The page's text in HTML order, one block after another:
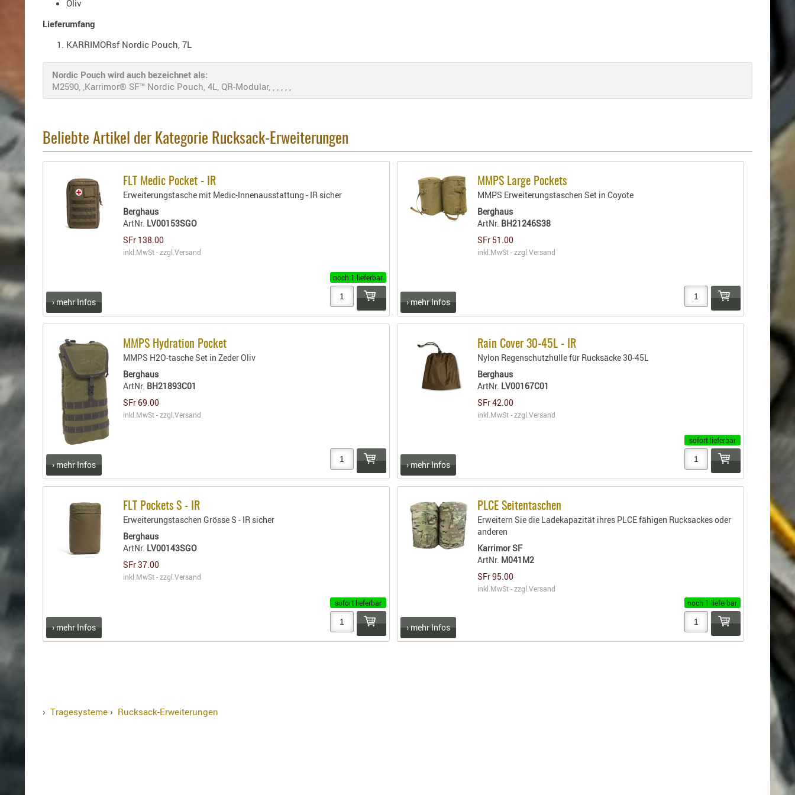
Oliv
Lieferumfang
KARRIMORsf Nordic Pouch, 7L
Nordic Pouch wird auch bezeichnet als:
M2590, ,Karrimor® SF™ Nordic Pouch, 4L, QR-Modular, , , , , ,
Beliebte Artikel der Kategorie Rucksack-Erweiterungen
FLT Medic Pocket - IR
Erweiterungstasche mit Medic-Innenausstattung - IR sicher
Berghaus
ArtNr. LV00153SGO
SFr 138.00
inkl.MwSt - zzgl.Versand
noch 1 lieferbar
› mehr Infos
MMPS Large Pockets
MMPS Erweiterungstaschen Set in Coyote
Berghaus
ArtNr. BH21246S38
SFr 51.00
inkl.MwSt - zzgl.Versand
› mehr Infos
MMPS Hydration Pocket
MMPS H2O-tasche Set in Zeder Oliv
Berghaus
ArtNr. BH21893C01
SFr 69.00
inkl.MwSt - zzgl.Versand
› mehr Infos
Rain Cover 30-45L - IR
Nylon Regenschutzhülle für Rucksäcke 30-45L
Berghaus
ArtNr. LV00167C01
SFr 42.00
inkl.MwSt - zzgl.Versand
sofort lieferbar
› mehr Infos
FLT Pockets S - IR
Erweiterungstaschen Grösse S - IR sicher
Berghaus
ArtNr. LV00143SGO
SFr 37.00
inkl.MwSt - zzgl.Versand
sofort lieferbar
› mehr Infos
PLCE Seitentaschen
Erweitern Sie die Ladekapazität ihres PLCE fähigen Rucksackes oder
anderen
Karrimor SF
ArtNr. M041M2
SFr 95.00
inkl.MwSt - zzgl.Versand
noch 1 lieferbar
› mehr Infos
› Tragesysteme › Rucksack-Erweiterungen